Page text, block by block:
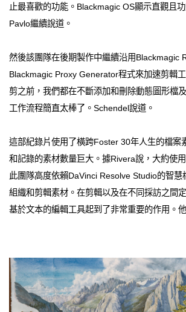
止最喜歡的功能。Blackmagic OS顯示直觀且
Pavlo繼續說道。
然後該團隊在後期製作中繼續沿用Blackmagic
Blackmagic Proxy Generator程式來加速剪輯
剪之前，我們都在不斷添加和刪除動態圖形檔
工作流程簡直太棒了。Schendel說道。
這部紀錄片使用了橫跨Foster 30年人生的檔案
和記錄的素材數量巨大。據Rivera說，大約使
此團隊高度依賴DaVinci Resolve Studio的智慧
組織和剪輯素材。在剪輯以及在不同採訪之間
基於文本的編輯工具起到了非常重要的作用。